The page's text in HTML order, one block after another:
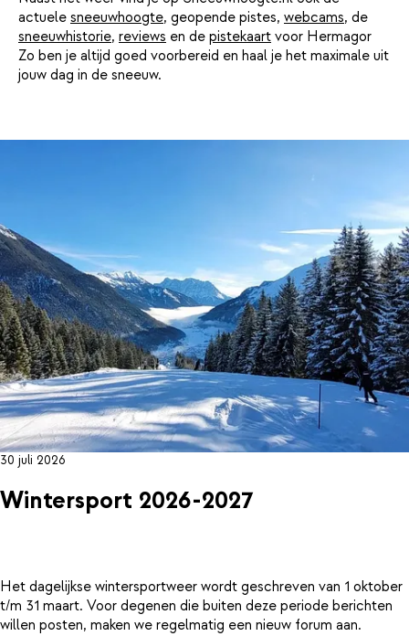
actuele sneeuwhoogte, geopende pistes, webcams, de
sneeuwhistorie, reviews en de pistekaart voor Hermagor
Zo ben je altijd goed voorbereid en haal je het maximale uit
jouw dag in de sneeuw.
30 juli 2026
Wintersport 2026-2027
Het dagelijkse wintersportweer wordt geschreven van 1 oktober
t/m 31 maart. Voor degenen die buiten deze periode berichten
willen posten, maken we regelmatig een nieuw forum aan.